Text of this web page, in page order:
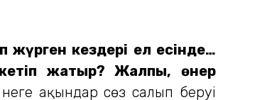
жүрген кездері ел есінде…
жетіп жатыр? Жалпы, өнер
ақындар сөз салып беруі